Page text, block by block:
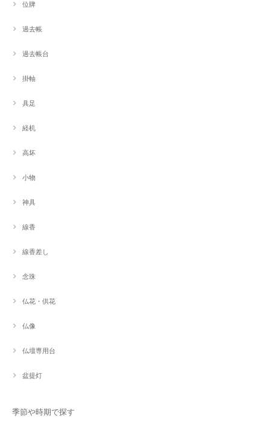
位牌
過去帳
過去帳台
掛軸
具足
経机
高坏
小物
神具
線香
線香差し
念珠
仏花・供花
仏像
仏壇専用台
盆提灯
季節や時期で探す